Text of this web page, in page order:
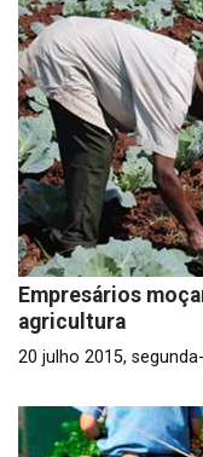
Empresários
agricultura
20 julho 2015,